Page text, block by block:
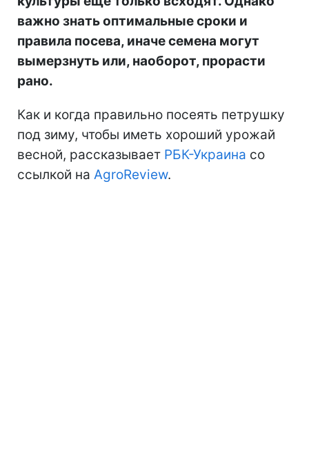
важно знать оптимальные сроки и
правила посева, иначе семена могут
вымерзнуть или, наоборот, прорасти
рано.
Как и когда правильно посеять петрушку
под зиму, чтобы иметь хороший урожай
весной, рассказывает РБК-Украина со
ссылкой на AgroReview.